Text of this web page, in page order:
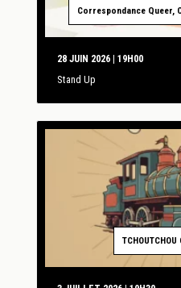
Correspondance Queer,
28 JUIN 2026 | 19H00
Stand Up
TCHOUTCHOU